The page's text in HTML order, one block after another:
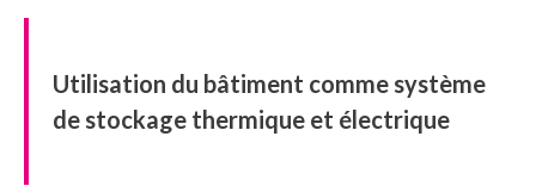
Utilisation du bâtiment comme système
de stockage thermique et électrique